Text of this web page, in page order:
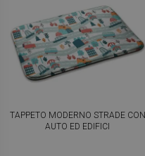
TAPPETO MODERNO STRADE CON
AUTO ED EDIFICI